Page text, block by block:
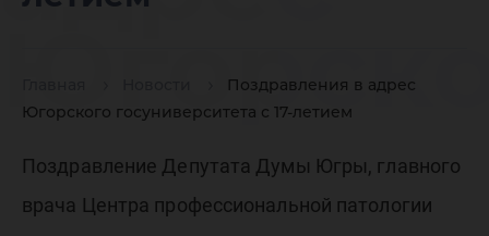
Поздравления в адрес
Югорского госуниверситета с 17-летием
Поздравление Депутата Думы Югры, главного
врача Центра профессиональной патологии